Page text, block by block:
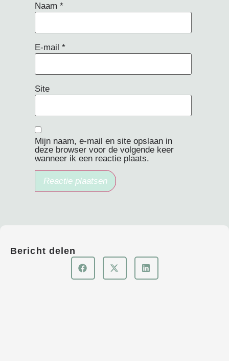
Bericht delen
Naam*
E-mail*
Site
Mijn naam, e-mail en site opslaan in
deze browser voor de volgende keer
wanneer ik een reactie plaats.